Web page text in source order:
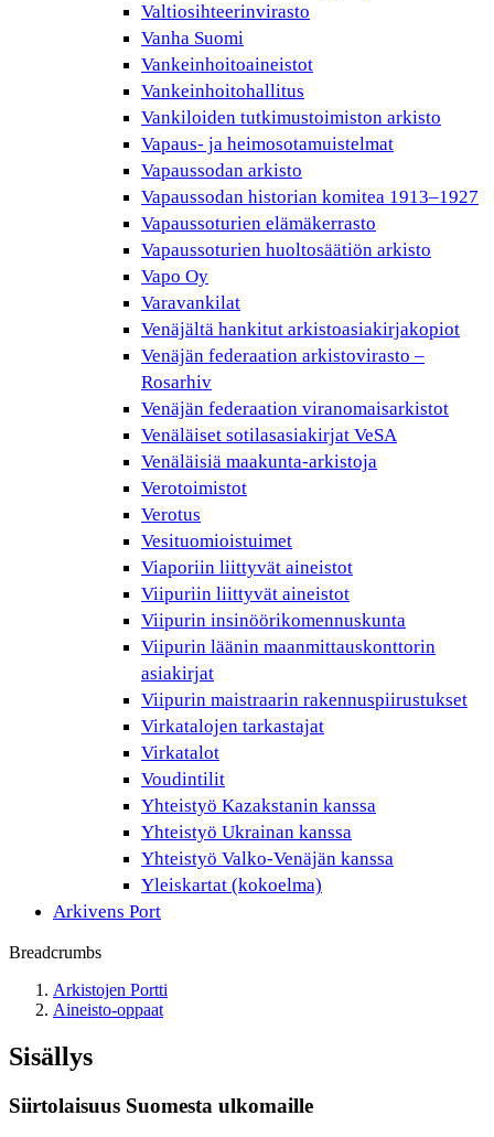
Valtiosihteerinvirasto
Vanha Suomi
Vankeinhoitoaineistot
Vankeinhoitohallitus
Vankiloiden tutkimustoimiston arkisto
Vapaus- ja heimosotamuistelmat
Vapaussodan arkisto
Vapaussodan historian komitea 1913–1927
Vapaussoturien elämäkerrasto
Vapaussoturien huoltosäätiön arkisto
Vapo Oy
Varavankilat
Venäjältä hankitut arkistoasiakirjakopiot
Venäjän federaation arkistovirasto –
Rosarhiv
Venäjän federaation viranomaisarkistot
Venäläiset sotilasasiakirjat VeSA
Venäläisiä maakunta-arkistoja
Verotoimistot
Verotus
Vesituomioistuimet
Viaporiin liittyvät aineistot
Viipuriin liittyvät aineistot
Viipurin insinöörikomennuskunta
Viipurin läänin maanmittauskonttorin
asiakirjat
Viipurin maistraarin rakennuspiirustukset
Virkatalojen tarkastajat
Virkatalot
Voudintilit
Yhteistyö Kazakstanin kanssa
Yhteistyö Ukrainan kanssa
Yhteistyö Valko-Venäjän kanssa
Yleiskartat (kokoelma)
Arkivens Port
Breadcrumbs
Arkistojen Portti
Aineisto-oppaat
Sisällys
Siirtolaisuus Suomesta ulkomaille